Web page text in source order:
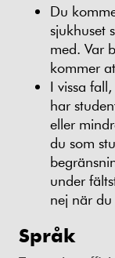
Du
sjukhuset
med. Var
kommer
I vissa
har
eller
du som
under
nej när
Språk